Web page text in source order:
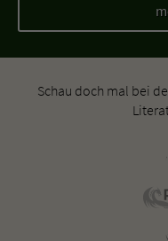
Schau doch mal bei